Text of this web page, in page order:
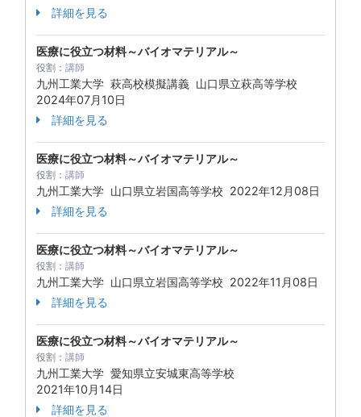
詳細を見る
医療に役立つ材料～バイオマテリアル～
役割： 講師
九州工業大学 萩高校模擬講義 山口県立萩高等学校
2024年07月10日
詳細を見る
医療に役立つ材料～バイオマテリアル～
役割： 講師
九州工業大学 山口県立岩国高等学校 2022年12月08日
詳細を見る
医療に役立つ材料～バイオマテリアル～
役割： 講師
九州工業大学 山口県立岩国高等学校 2022年11月08日
詳細を見る
医療に役立つ材料～バイオマテリアル～
役割： 講師
九州工業大学 愛知県立安城東高等学校
2021年10月14日
詳細を見る